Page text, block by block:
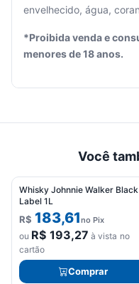
carrinho
para
envelhecido, água,
*Proibida venda e
menores de 18 anos.
Você
Whisky Johnnie Walker Black
Label 1L
R$ 183,61no Pix
ou R$ 193,27 à vista no
cartão
Comprar